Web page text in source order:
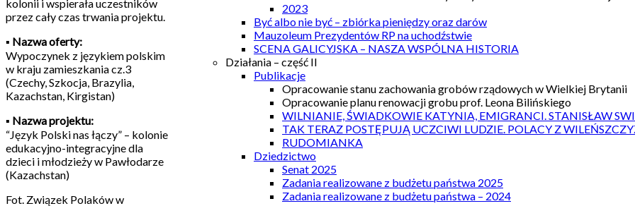
2023
Być albo nie być – zbiórka pieniędzy oraz darów
Mauzoleum Prezydentów RP na uchodźstwie
SCENA GALICYJSKA – NASZA WSPÓLNA HISTORIA
Działania – część II
Publikacje
Opracowanie stanu zachowania grobów rządowych w Wielkiej Brytanii
Opracowanie planu renowacji grobu prof. Leona Bilińskiego
WILNIANIE, ŚWIADKOWIE KATYNIA, EMIGRANCI. STANISŁAW
TAK TERAZ POSTĘPUJĄ UCZCIWI LUDZIE. POLACY Z
RUDOMIANKA
Dziedzictwo
Senat 2025
Zadania realizowane z budżetu państwa 2025
Zadania realizowane z budżetu państwa – 2024
kolonii i wspierała uczestników
przez cały czas trwania projektu.
▪️ Nazwa oferty:
Wypoczynek z językiem polskim
w kraju zamieszkania cz.3
(Czechy, Szkocja, Brazylia,
Kazachstan, Kirgistan)
▪️ Nazwa projektu:
“Język Polski nas łączy” – kolonie
edukacyjno-integracyjne dla
dzieci i młodzieży w Pawłodarze
(Kazachstan)
Fot. Związek Polaków w